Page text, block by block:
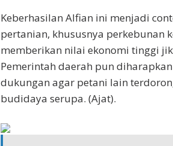
Keberhasilan Alfian ini menjadi
pertanian, khususnya perkebunan
memberikan nilai ekonomi tinggi
Pemerintah daerah pun
dukungan agar petani lain
budidaya serupa. (Ajat).